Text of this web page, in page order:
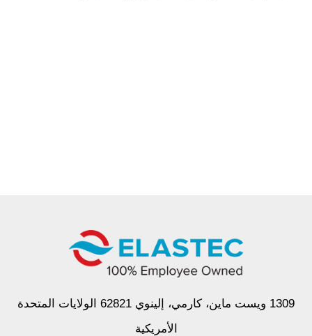
1309 ويست ماين، كارمي، إلينوي 62821 الولايات المتحدة
الأمريكية